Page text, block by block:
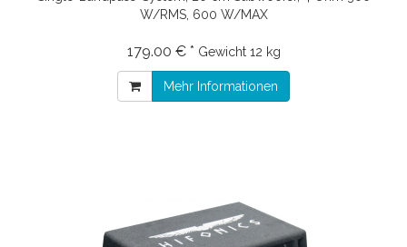
W/RMS, 600 W/MAX
179.00 € * Gewicht 12 kg
Mehr Informationen